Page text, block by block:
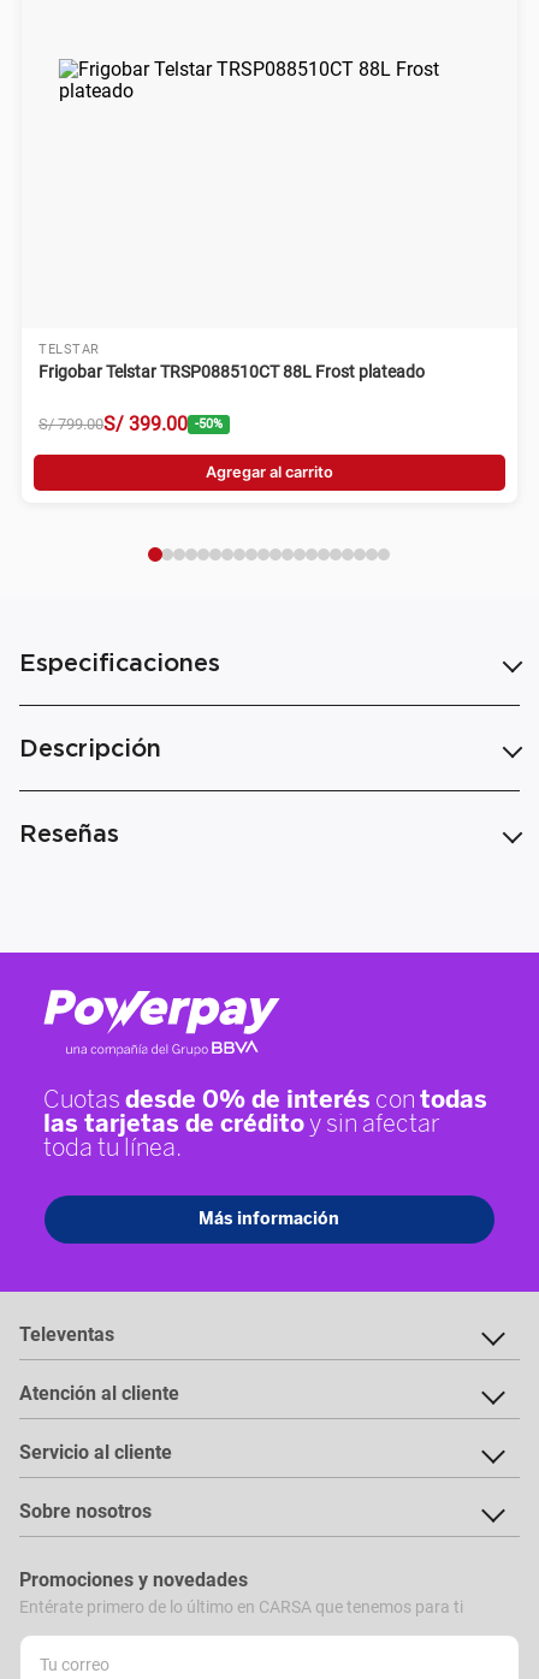
TELSTAR
Frigobar Telstar TRSP088510CT 88L Frost plateado
S/ 799.00S/ 399.00 -50%
Agregar al carrito
Especificaciones
Descripción
Reseñas
Televentas
Atención al cliente
Servicio al cliente
Sobre nosotros
Promociones y novedades
Entérate primero de lo último en CARSA que tenemos para ti